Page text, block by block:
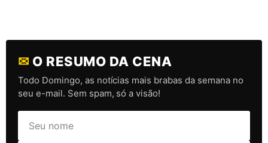
✉ O RESUMO DA CENA
Todo Domingo, as notícias mais brabas da semana no
seu e-mail. Sem spam, só a visão!